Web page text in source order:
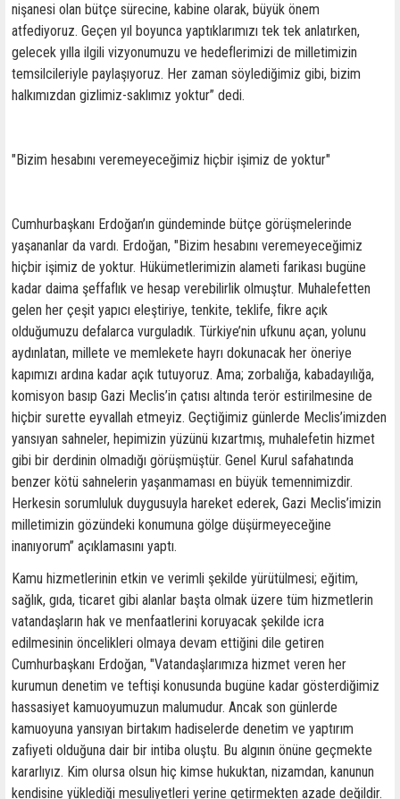
nişanesi olan bütçe sürecine, kabine olarak, büyük önem
atfediyoruz. Geçen yıl boyunca yaptıklarımızı tek tek anlatırken,
gelecek yılla ilgili vizyonumuzu ve hedeflerimizi de milletimizin
temsilcileriyle paylaşıyoruz. Her zaman söylediğimiz gibi, bizim
halkımızdan gizlimiz-saklımız yoktur” dedi.
"Bizim hesabını veremeyeceğimiz hiçbir işimiz de yoktur"
Cumhurbaşkanı Erdoğan’ın gündeminde bütçe görüşmelerinde
yaşananlar da vardı. Erdoğan, "Bizim hesabını veremeyeceğimiz
hiçbir işimiz de yoktur. Hükümetlerimizin alameti farikası bugüne
kadar daima şeffaflık ve hesap verebilirlik olmuştur. Muhalefetten
gelen her çeşit yapıcı eleştiriye, tenkite, teklife, fikre açık
olduğumuzu defalarca vurguladık. Türkiye’nin ufkunu açan, yolunu
aydınlatan, millete ve memlekete hayrı dokunacak her öneriye
kapımızı ardına kadar açık tutuyoruz. Ama; zorbalığa, kabadayılığa,
komisyon basıp Gazi Meclis’in çatısı altında terör estirilmesine de
hiçbir surette eyvallah etmeyiz. Geçtiğimiz günlerde Meclis’imizden
yansıyan sahneler, hepimizin yüzünü kızartmış, muhalefetin hizmet
gibi bir derdinin olmadığı görüşmüştür. Genel Kurul safahatında
benzer kötü sahnelerin yaşanmaması en büyük temennimizdir.
Herkesin sorumluluk duygusuyla hareket ederek, Gazi Meclis’imizin
milletimizin gözündeki konumuna gölge düşürmeyeceğine
inanıyorum” açıklamasını yaptı.
Kamu hizmetlerinin etkin ve verimli şekilde yürütülmesi; eğitim,
sağlık, gıda, ticaret gibi alanlar başta olmak üzere tüm hizmetlerin
vatandaşların hak ve menfaatlerini koruyacak şekilde icra
edilmesinin öncelikleri olmaya devam ettiğini dile getiren
Cumhurbaşkanı Erdoğan, "Vatandaşlarımıza hizmet veren her
kurumun denetim ve teftişi konusunda bugüne kadar gösterdiğimiz
hassasiyet kamuoyumuzun malumudur. Ancak son günlerde
kamuoyuna yansıyan birtakım hadiselerde denetim ve yaptırım
zafiyeti olduğuna dair bir intiba oluştu. Bu algının önüne geçmekte
kararlıyız. Kim olursa olsun hiç kimse hukuktan, nizamdan, kanunun
kendisine yüklediği mesuliyetleri yerine getirmekten azade değildir.